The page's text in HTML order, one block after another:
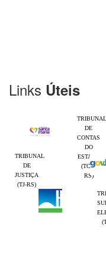
Links Úteis
TRIBUNAL
DE
CONTAS
DO
ESTADO
(TCE-
RS)
TRIBUNAL
DE
JUSTIÇA
(TJ-RS)